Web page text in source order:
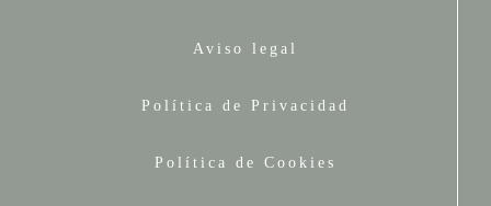
Aviso legal
Política de Privacidad
Política de Cookies